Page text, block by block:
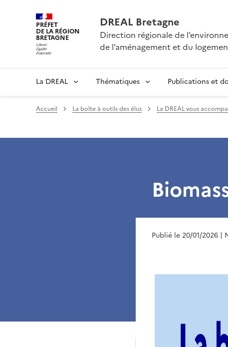
PRÉFET
DE LA RÉGION
BRETAGNE
DREAL Bretagne
Direction régionale de
de l’aménagement et du
La DREAL Thématiques Publications et
Accueil La boîte à outils des élus La DREAL vous
Publié le 20/01/2026 |